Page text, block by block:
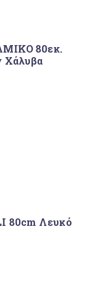
80εκ.
80cm Λευκό